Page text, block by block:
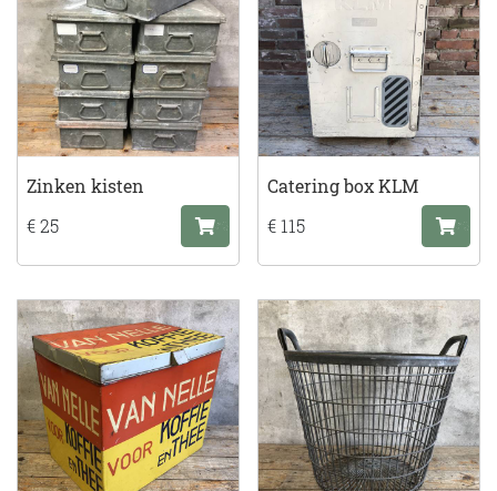
Zinken kisten
€ 25
Catering box KLM
€ 115